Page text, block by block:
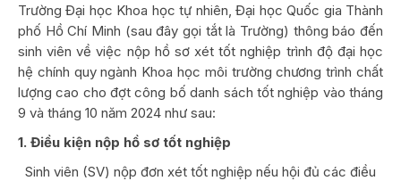
Trường Đại học Khoa học tự nhiên, Đại học Quốc gia Thành
phố Hồ Chí Minh (sau đây gọi tắt là Trường) thông báo đến
sinh viên về việc nộp hồ sơ xét tốt nghiệp trình độ đại học
hệ chính quy ngành Khoa học môi trường chương trình chất
lượng cao cho đợt công bố danh sách tốt nghiệp vào tháng
9 và tháng 10 năm 2024 như sau:
1. Điều kiện nộp hồ sơ tốt nghiệp
Sinh viên (SV) nộp đơn xét tốt nghiệp nếu hội đủ các điều